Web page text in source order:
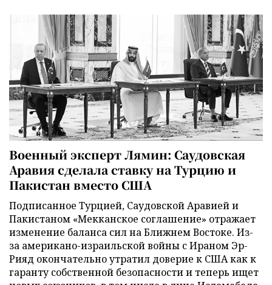
Военный эксперт Лямин: Саудовская
Аравия сделала ставку на Турцию и
Пакистан вместо США
Подписанное Турцией, Саудовской Аравией и
Пакистаном «Мекканское соглашение» отражает
изменение баланса сил на Ближнем Востоке. Из-
за американо-израильской войны с Ираном Эр-
Рияд окончательно утратил доверие к США как к
гаранту собственной безопасности и теперь ищет